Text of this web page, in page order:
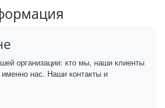
организации: кто мы, наши клиенты
нас. Наши контакты и